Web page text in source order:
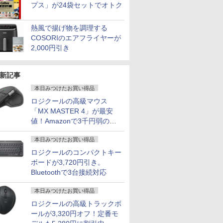
プス」が24袋セットでオトク
熱風で揚げ物を調理する
COSORIのエアフライヤーが
2,000円引き
記事
本日みつけたお買い得品
ロジクールの高級マウス
「MX MASTER 4」が最安
値！Amazonで3千円弱の割
引
本日みつけたお買い得品
ロジクールのコンパクトキー
ボードが3,720円引き。
Bluetoothで3台接続対応
本日みつけたお買い得品
ロジクールの高級トラックボ
ールが3,320円オフ！定番モ